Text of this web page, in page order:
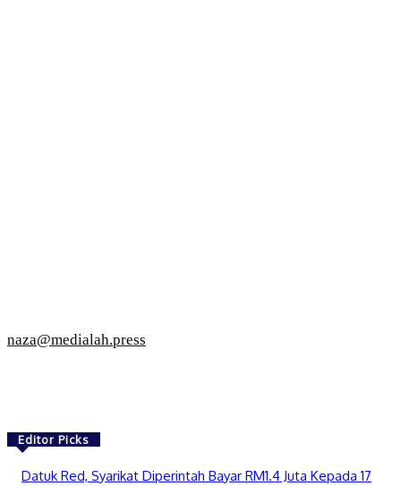
naza@medialah.press
Editor Picks
Datuk Red, Syarikat Diperintah Bayar RM1.4 Juta Kepada 17